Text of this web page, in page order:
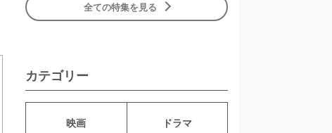
全ての特集を見る
カテゴリー
映画 ドラマ